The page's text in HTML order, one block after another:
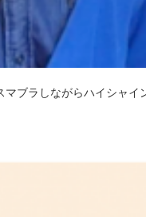
マブラしながらハイシャ